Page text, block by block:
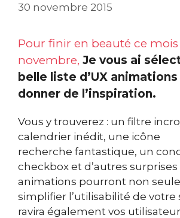
30 novembre 2015
Pour finir en beauté ce mois
novembre, Je vous ai
belle liste d’UX
donner de l’inspiration.
Vous y trouverez : un filtre
calendrier inédit, une icône
recherche fantastique, un
checkbox et d’autres surprises
animations pourront non
simplifier l’utilisabilité de votre
ravira également vos